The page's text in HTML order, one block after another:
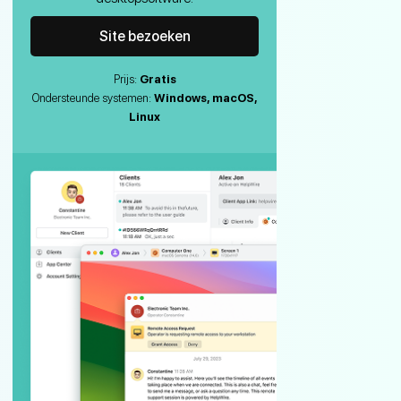
Site bezoeken
Prijs: Gratis
Ondersteunde systemen: Windows, macOS,
Linux